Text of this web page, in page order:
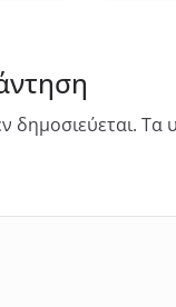
δημοσιεύεται. Τα